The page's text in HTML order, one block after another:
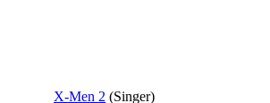
X-Men 2 (Singer)